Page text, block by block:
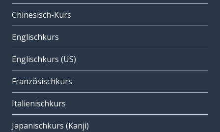
Chinesisch-Kurs
Englischkurs
Englischkurs (US)
Französischkurs
Italienischkurs
Japanischkurs (Kanji)